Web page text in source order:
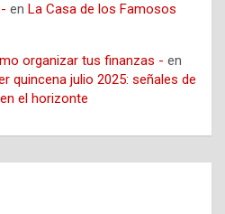
en La Casa de los Famosos
organizar tus finanzas - en
quincena julio 2025: señales de
el horizonte